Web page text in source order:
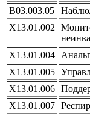
B03.003.05
X13.01.002
X13.01.004
X13.01.005
X13.01.006
X13.01.007